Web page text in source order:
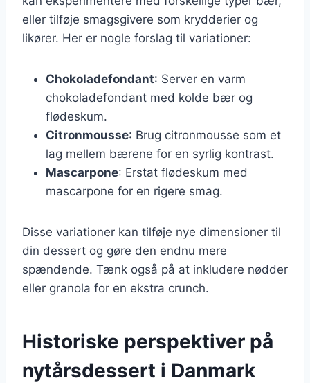
eller tilføje smagsgivere som krydderier og
likører. Her er nogle forslag til variationer:
Chokoladefondant: Server en varm
chokoladefondant med kolde bær og
flødeskum.
Citronmousse: Brug citronmousse som et
lag mellem bærene for en syrlig kontrast.
Mascarpone: Erstat flødeskum med
mascarpone for en rigere smag.
Disse variationer kan tilføje nye dimensioner til
din dessert og gøre den endnu mere
spændende. Tænk også på at inkludere nødder
eller granola for en ekstra crunch.
Historiske perspektiver på
nytårsdessert i Danmark